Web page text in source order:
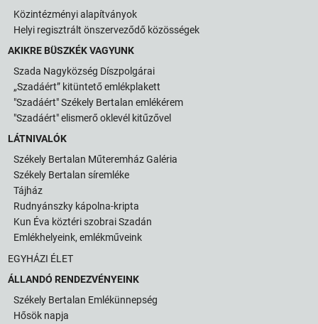
Közintézményi alapítványok
Helyi regisztrált önszerveződő közösségek
AKIKRE BÜSZKÉK VAGYUNK
Szada Nagyközség Díszpolgárai
„Szadáért” kitüntető emlékplakett
"Szadáért" Székely Bertalan emlékérem
"Szadáért" elismerő oklevél kitűzővel
LÁTNIVALÓK
Székely Bertalan Műteremház Galéria
Székely Bertalan síremléke
Tájház
Rudnyánszky kápolna-kripta
Kun Éva köztéri szobrai Szadán
Emlékhelyeink, emlékműveink
EGYHÁZI ÉLET
ÁLLANDÓ RENDEZVÉNYEINK
Székely Bertalan Emlékünnepség
Hősök napja